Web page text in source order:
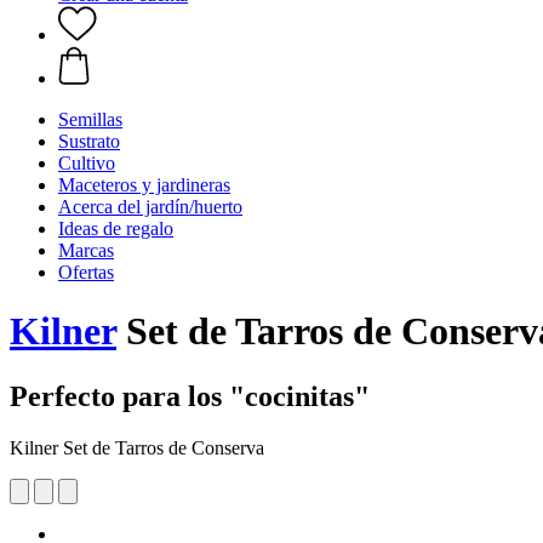
Semillas
Sustrato
Cultivo
Maceteros y jardineras
Acerca del jardín/huerto
Ideas de regalo
Marcas
Ofertas
KilnerSet de Tarros de
Perfecto para los "cocinitas"
Kilner Set de Tarros de Conserva